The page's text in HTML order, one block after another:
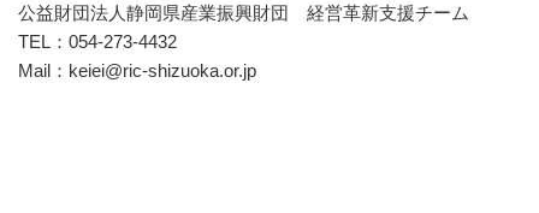
受託中小企業振興事業
公益財団法人静岡県産業振興財団 経営革新支援チーム
TEL：054-273-4432
Mail：keiei@ric-shizuoka.or.jp